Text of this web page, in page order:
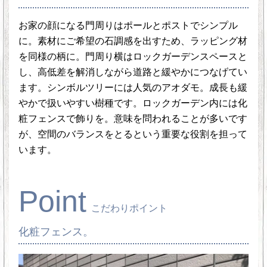
お家の顔になる門周りはポールとポストでシンプル
に。素材にご希望の石調感を出すため、ラッピング材
を同様の柄に。門周り横はロックガーデンスペースと
し、高低差を解消しながら道路と緩やかにつなげてい
ます。シンボルツリーには人気のアオダモ。成長も緩
やかで扱いやすい樹種です。ロックガーデン内には化
粧フェンスで飾りを。意味を問われることが多いです
が、空間のバランスをとるという重要な役割を担って
います。
Point こだわりポイント
化粧フェンス。